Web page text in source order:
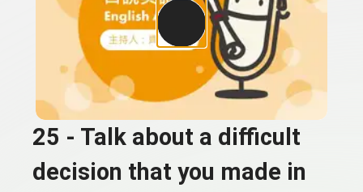
25 - Talk about a difficult
decision that you made in